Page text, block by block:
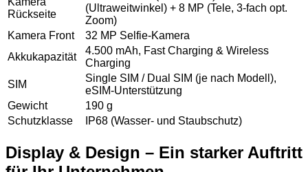
Rückseite
(Ultraweitwinkel) + 8 MP (Tele, 3-fach opt.
Zoom)
Kamera Front
32 MP Selfie-Kamera
Akkukapazität
4.500 mAh, Fast Charging & Wireless
Charging
SIM
Single SIM / Dual SIM (je nach Modell),
eSIM-Unterstützung
Gewicht
190 g
Schutzklasse
IP68 (Wasser- und Staubschutz)
Display & Design – Ein starker Auftritt